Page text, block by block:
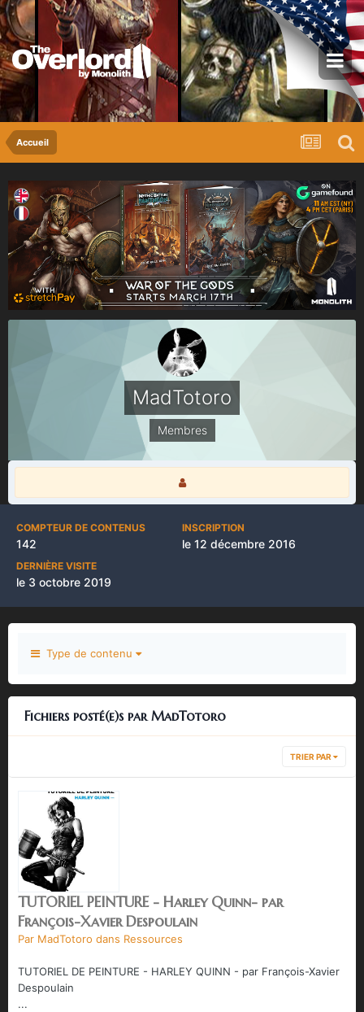
Accueil
MadTotoro
Membres
COMPTEUR DE CONTENUS
142
INSCRIPTION
le 12 décembre 2016
DERNIÈRE VISITE
le 3 octobre 2019
Type de contenu
Fichiers posté(e)s par MadTotoro
TRIER PAR
TUTORIEL PEINTURE - Harley Quinn- par
François-Xavier Despoulain
Par MadTotoro dans Ressources
TUTORIEL DE PEINTURE - HARLEY QUINN - par François-Xavier
Despoulain
...